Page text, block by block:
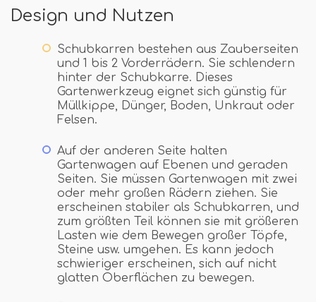
Design und Nutzen
Schubkarren bestehen aus Zauberseiten
und 1 bis 2 Vorderrädern. Sie schlendern
hinter der Schubkarre. Dieses
Gartenwerkzeug eignet sich günstig für
Müllkippe, Dünger, Boden, Unkraut oder
Felsen.
Auf der anderen Seite halten
Gartenwagen auf Ebenen und geraden
Seiten. Sie müssen Gartenwagen mit zwei
oder mehr großen Rädern ziehen. Sie
erscheinen stabiler als Schubkarren, und
zum größten Teil können sie mit größeren
Lasten wie dem Bewegen großer Töpfe,
Steine ​​usw. umgehen. Es kann jedoch
schwieriger erscheinen, sich auf nicht
glatten Oberflächen zu bewegen.